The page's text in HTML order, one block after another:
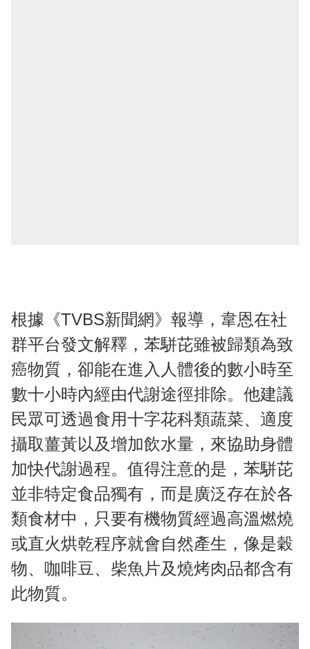
根據《TVBS新聞網》報導，韋恩在社
群平台發文解釋，苯駢芘雖被歸類為致
癌物質，卻能在進入人體後的數小時至
數十小時內經由代謝途徑排除。他建議
民眾可透過食用十字花科類蔬菜、適度
攝取薑黃以及增加飲水量，來協助身體
加快代謝過程。值得注意的是，苯駢芘
並非特定食品獨有，而是廣泛存在於各
類食材中，只要有機物質經過高溫燃燒
或直火烘乾程序就會自然產生，像是穀
物、咖啡豆、柴魚片及燒烤肉品都含有
此物質。